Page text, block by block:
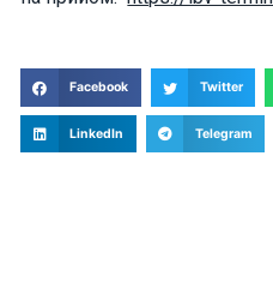
Facebook Twitter
LinkedIn Telegram